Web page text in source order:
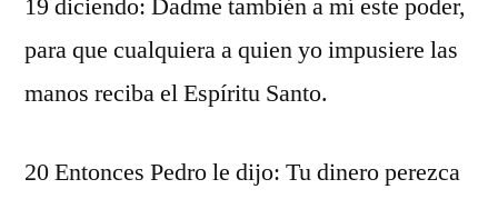
19 diciendo: Dadme también a mí este poder,
para que cualquiera a quien yo impusiere las
manos reciba el Espíritu Santo.
20 Entonces Pedro le dijo: Tu dinero perezca